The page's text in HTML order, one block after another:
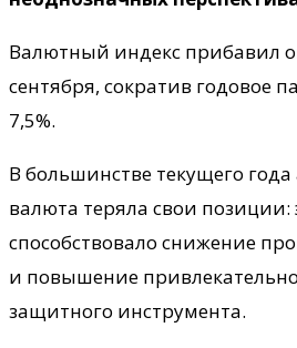
Валютный индекс прибавил
сентября, сократив годовое
7,5%.
В большинстве текущего
валюта теряла свои позиции:
способствовало снижение
и повышение
защитного инструмента.